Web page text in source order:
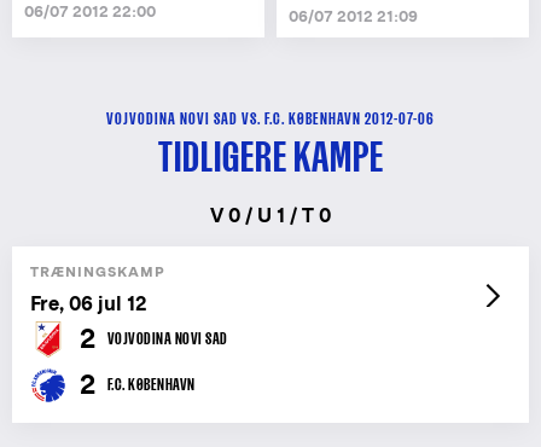
06/07 2012 22:00 06/07 2012 21:09
VOJVODINA NOVI SAD VS. F.C. KØBENHAVN 2012-07-06
TIDLIGERE KAMPE
V 0 / U 1 / T 0
TRÆNINGSKAMP
Fre, 06 jul 12
2 VOJVODINA NOVI SAD
2 F.C. KØBENHAVN